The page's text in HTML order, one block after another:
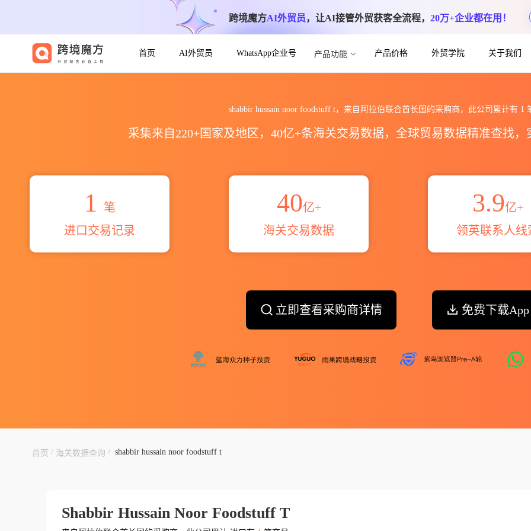
跨境魔方AI外贸员，让AI接管外贸获客全流程， 20万+企业都在用！
首页 AI外贸员 WhatsApp企业号 产品功能 产品价格 外贸学院 关于我们
shabbir hussain noor foodstuff t，来自阿拉伯联合酋长国的采购商，此公司累计有 1
采集来自220+国家及地区，40亿+条海关交易数据，全球贸易数据精准查找
1
笔
进口交易记录
40亿+
海关交易数据
3.9亿+
领英联系人线
立即查看采购商详情 免费下载App
首页 / 海关数据查询 / shabbir hussain noor foodstuff t
Shabbir Hussain Noor Foodstuff T